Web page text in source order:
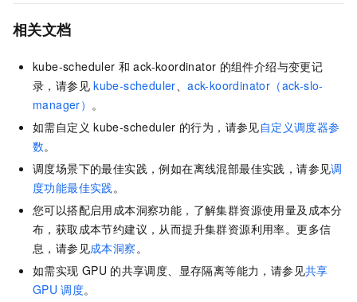
相关文档
kube-scheduler 和 ack-koordinator 的组件介绍与变更记
录，请参见 kube-scheduler 、ack-koordinator（ack-slo-
manager） 。
如需自定义 kube-scheduler 的行为，请参见自定义调度器参
数。
调度场景下的最佳实践，例如在离线混部最佳实践，请参见调
度功能最佳实践 。
您可以搭配启用成本洞察功能，了解集群资源使用量及成本分
布，获取成本节约建议，从而提升集群资源利用率。更多信
息，请参见成本洞察 。
如需实现 GPU 的共享调度、显存隔离等能力，请参见共享
GPU 调度。